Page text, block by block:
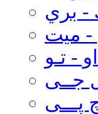
- بري
- ميت
- تـو
جــی
پـــی